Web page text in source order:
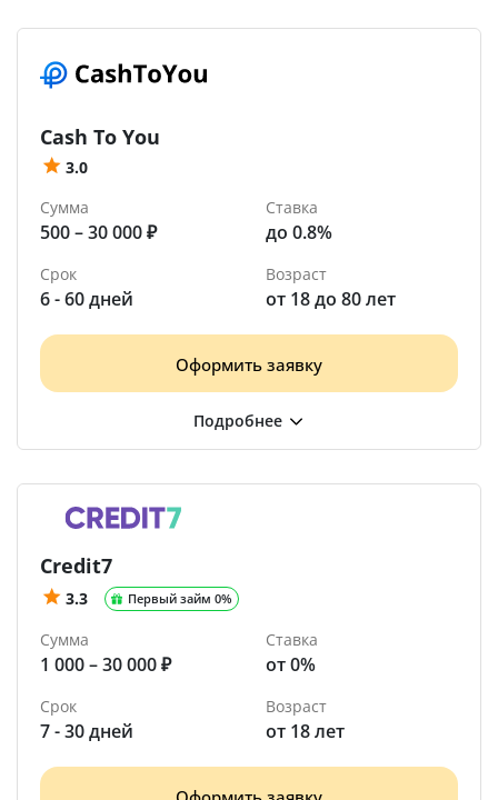
Cash To You
3.0
Сумма
500 – 30 000 ₽
Ставка
до 0.8%
Срок
6 - 60 дней
Возраст
от 18 до 80 лет
Оформить заявку
Credit7
3.3 Первый займ 0%
Сумма
1 000 – 30 000 ₽
Ставка
от 0%
Срок
7 - 30 дней
Возраст
от 18 лет